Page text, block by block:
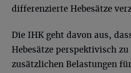
differenzierte Hebesätze
Die IHK geht davon aus,
Hebesätze perspektivisch
zusätzlichen Belastungen